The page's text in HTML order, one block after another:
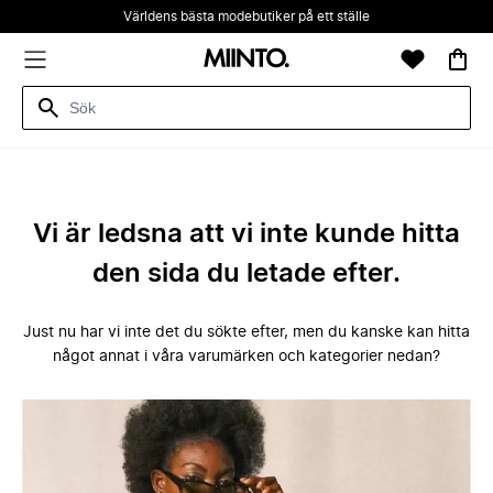
Världens bästa modebutiker på ett ställe
Vi är ledsna att vi inte kunde hitta
den sida du letade efter.
Just nu har vi inte det du sökte efter, men du kanske kan hitta
något annat i våra varumärken och kategorier nedan?